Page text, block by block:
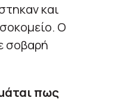
και
Ο
σοβαρή
πως